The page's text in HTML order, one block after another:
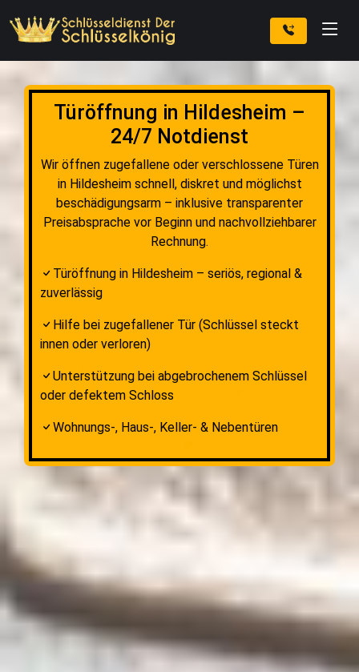
Türöffnung in Hildesheim –
24/7 Notdienst
Wir öffnen zugefallene oder verschlossene Türen
in Hildesheim schnell, diskret und möglichst
beschädigungsarm – inklusive transparenter
Preisabsprache vor Beginn und nachvollziehbarer
Rechnung.
Türöffnung in Hildesheim – seriös, regional &
zuverlässig
Hilfe bei zugefallener Tür (Schlüssel steckt
innen oder verloren)
Unterstützung bei abgebrochenem Schlüssel
oder defektem Schloss
Wohnungs-, Haus-, Keller- & Nebentüren